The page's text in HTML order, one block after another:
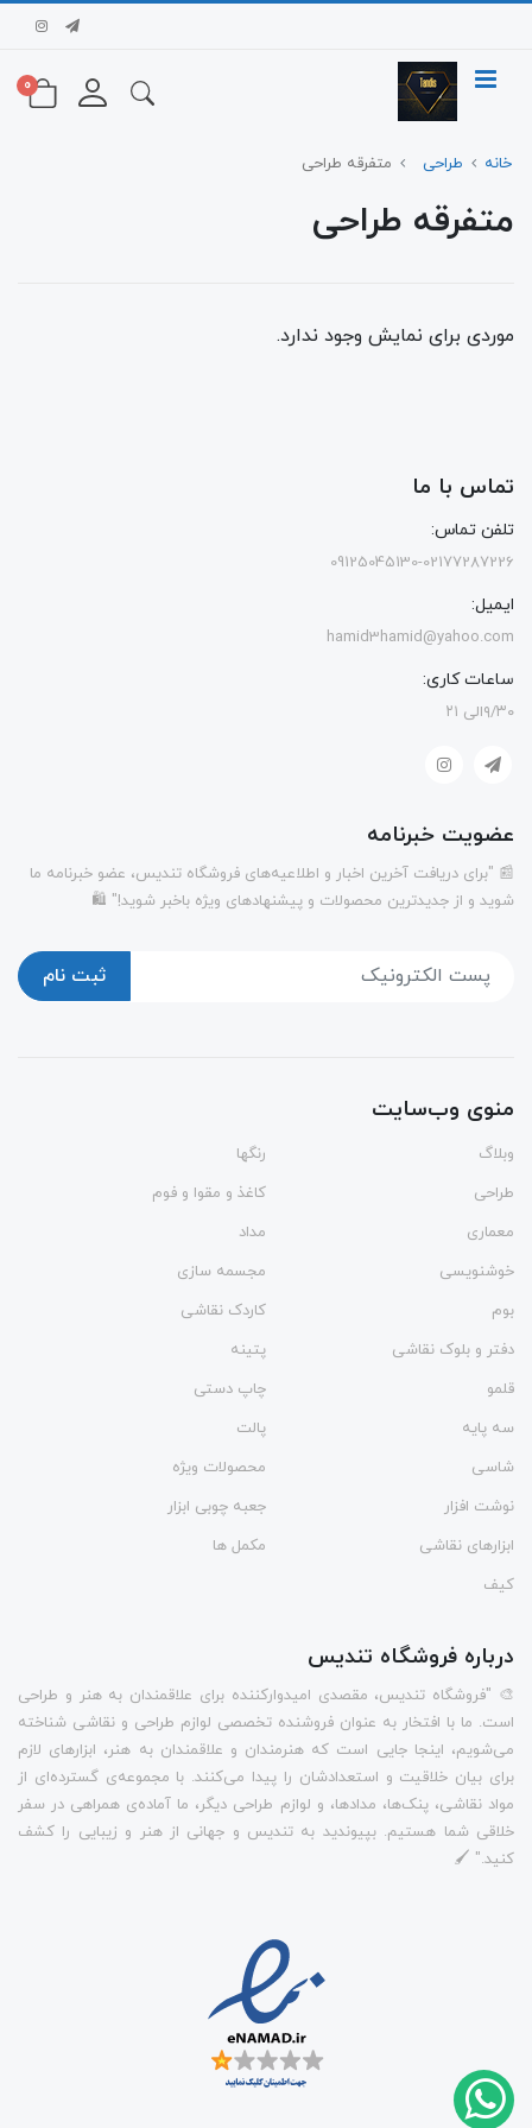
0
خانه طراحی متفرقه طراحی
متفرقه طراحی
موردی برای نمایش وجود ندارد.
تماس با ما
تلفن تماس:
09125045130-02177287226
ایمیل:
hamid3hamid@yahoo.com
ساعات کاری:
۹/۳۰الی ۲۱
عضویت خبرنامه
📰 "برای دریافت آخرین اخبار و اطلاعیه‌های فروشگاه تندیس، عضو خبرنامه ما
شوید و از جدیدترین محصولات و پیشنهادهای ویژه باخبر شوید!" 🛍️
ثبت نام
منوی وب‌سایت
وبلاگ
رنگها
طراحی
کاغذ و مقوا و فوم
معماری
مداد
خوشنویسی
مجسمه سازی
بوم
کاردک نقاشی
دفتر و بلوک نقاشی
پتینه
قلمو
چاپ دستی
سه پایه
پالت
شاسی
محصولات ویژه
نوشت افزار
جعبه چوبی ابزار
ابزارهای نقاشی
مکمل ها
کیف
درباره فروشگاه تندیس
🎨 "فروشگاه تندیس، مقصدی امیدوارکننده برای علاقمندان به هنر و طراحی
است. ما با افتخار به عنوان فروشنده تخصصی لوازم طراحی و نقاشی شناخته
می‌شویم، اینجا جایی است که هنرمندان و علاقمندان به هنر، ابزارهای لازم
برای بیان خلاقیت و استعدادشان را پیدا می‌کنند. با مجموعه‌ی گسترده‌ای از
مواد نقاشی، پنک‌ها، مدادها، و لوازم طراحی دیگر، ما آماده‌ی همراهی در سفر
خلاقی شما هستیم. بپیوندید به تندیس و جهانی از هنر و زیبایی را کشف
کنید." 🖌️